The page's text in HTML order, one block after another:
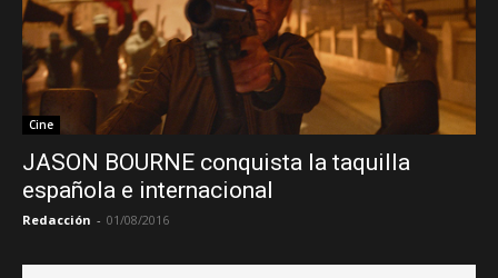
Cine
JASON BOURNE conquista la taquilla
española e internacional
Redacción - 01/08/2016